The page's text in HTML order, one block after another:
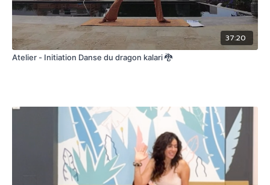
37:20
Atelier - Initiation Danse du dragon kalari 🐉